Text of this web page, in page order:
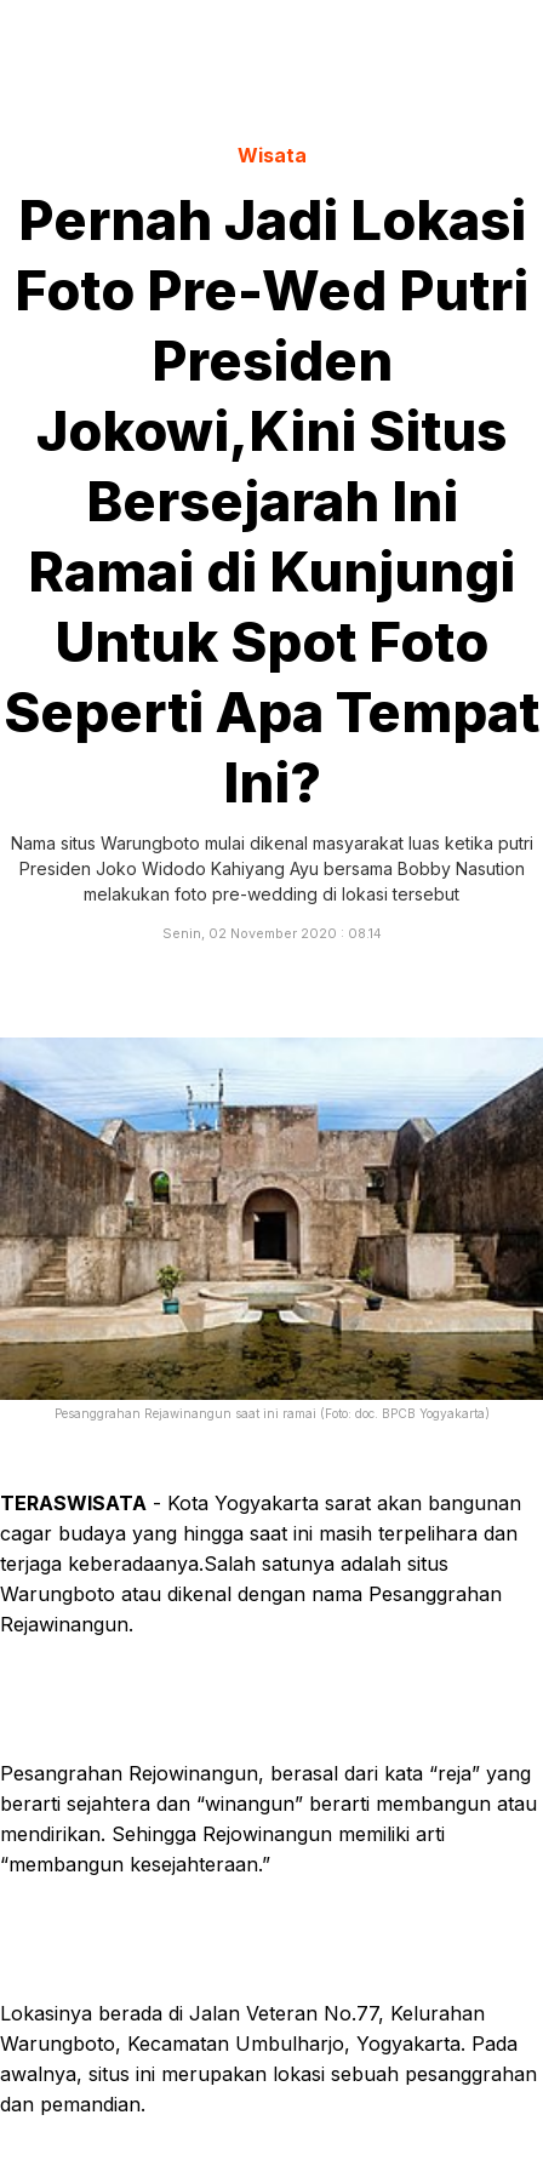
Wisata
Pernah Jadi Lokasi
Foto Pre-Wed Putri
Presiden
Jokowi,Kini Situs
Bersejarah Ini
Ramai di Kunjungi
Untuk Spot Foto
Seperti Apa Tempat
Ini?
Nama situs Warungboto mulai dikenal masyarakat luas ketika putri
Presiden Joko Widodo Kahiyang Ayu bersama Bobby Nasution
melakukan foto pre-wedding di lokasi tersebut
Senin, 02 November 2020 : 08.14
Pesanggrahan Rejawinangun saat ini ramai (Foto: doc. BPCB Yogyakarta)
TERASWISATA - Kota Yogyakarta sarat akan bangunan
cagar budaya yang hingga saat ini masih terpelihara dan
terjaga keberadaanya.Salah satunya adalah situs
Warungboto atau dikenal dengan nama Pesanggrahan
Rejawinangun.
Pesangrahan Rejowinangun, berasal dari kata “reja” yang
berarti sejahtera dan “winangun” berarti membangun atau
mendirikan. Sehingga Rejowinangun memiliki arti
“membangun kesejahteraan.”
Lokasinya berada di Jalan Veteran No.77, Kelurahan
Warungboto, Kecamatan Umbulharjo, Yogyakarta. Pada
awalnya, situs ini merupakan lokasi sebuah pesanggrahan
dan pemandian.